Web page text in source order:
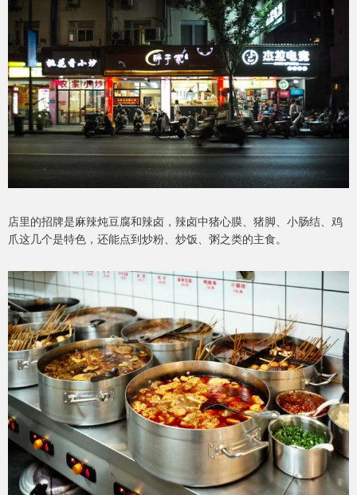
店里的招牌是麻辣炖豆腐和辣卤，辣卤中猪心膜、猪脚、小肠结、鸡
爪这几个是特色，还能点到炒粉、炒饭、粥之类的主食。